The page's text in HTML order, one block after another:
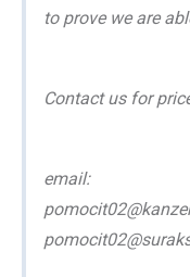
to prove we are
Contact us for
email: